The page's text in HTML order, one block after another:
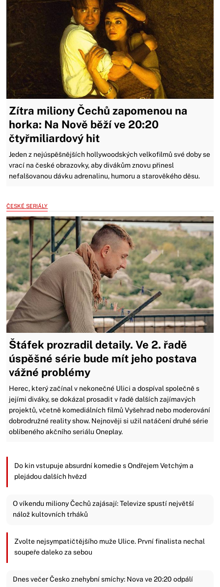
Zítra miliony Čechů zapomenou na
horka: Na Nově běží ve 20:20
čtyřmiliardový hit
Jeden z nejúspěšnějších hollywoodských velkofilmů své doby se
vrací na české obrazovky, aby divákům znovu přinesl
nefalšovanou dávku adrenalinu, humoru a starověkého děsu.
ČESKÉ SERIÁLY
Štáfek prozradil detaily. Ve 2. řadě
úspěšné série bude mít jeho postava
vážné problémy
Herec, který začínal v nekonečné Ulici a dospíval společně s
jejími diváky, se dokázal prosadit v řadě dalších zajímavých
projektů, včetně komediálních filmů Vyšehrad nebo moderování
dobrodružné reality show. Nejnověji si užil natáčení druhé série
oblíbeného akčního seriálu Oneplay.
Do kin vstupuje absurdní komedie s Ondřejem Vetchým a
plejádou dalších hvězd
O víkendu miliony Čechů zajásají: Televize spustí největší
nálož kultovních trháků
Zvolte nejsympatičtějšího muže Ulice. První finalista nechal
soupeře daleko za sebou
Dnes večer Česko znehybní smíchy: Nova ve 20:20 odpálí